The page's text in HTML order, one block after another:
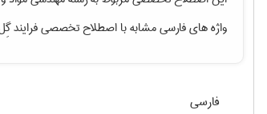
واژه های فارسی مشابه با اصطلاح تخصصیفرایند
فارسی